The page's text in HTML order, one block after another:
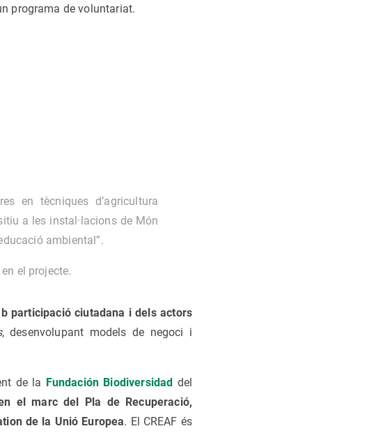
programa de voluntariat.
en tècniques d’agricultura
a les instal·lacions de Món
ambiental”.
el projecte.
participació ciutadana i dels actors
, desenvolupant models de negoci i
de la Fundación Biodiversidad del
el marc del Pla de Recuperació,
de la Unió Europea. El CREAF és